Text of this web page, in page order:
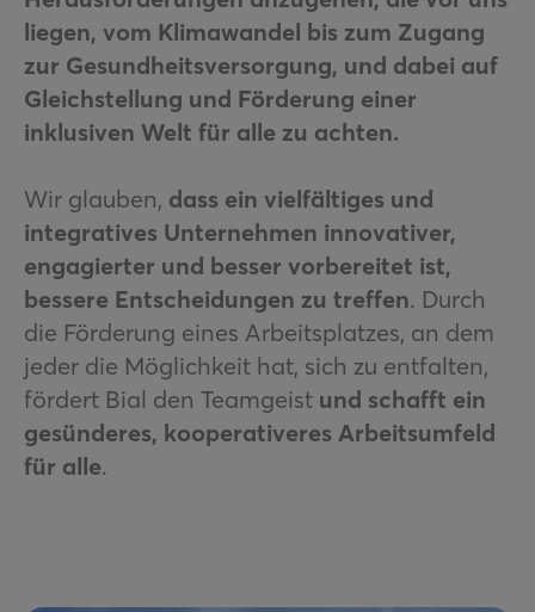
liegen, vom Klimawandel bis zum Zugang
zur Gesundheitsversorgung, und dabei auf
Gleichstellung und Förderung einer
inklusiven Welt für alle zu achten.
Wir glauben, dass ein vielfältiges und
integratives Unternehmen innovativer,
engagierter und besser vorbereitet ist,
bessere Entscheidungen zu treffen. Durch
die Förderung eines Arbeitsplatzes, an dem
jeder die Möglichkeit hat, sich zu entfalten,
fördert Bial den Teamgeist und schafft ein
gesünderes, kooperativeres Arbeitsumfeld
für alle.